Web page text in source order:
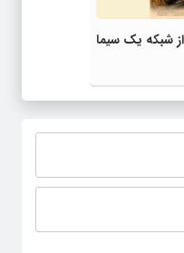
شبکه یک سیما